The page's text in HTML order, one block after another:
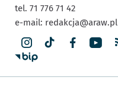
tel. 71 776 71 42
e-mail: redakcja@araw.pl